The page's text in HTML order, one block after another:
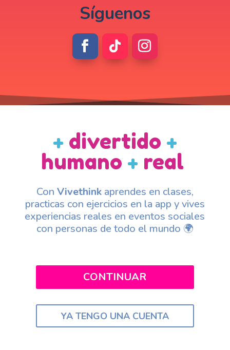
Síguenos
+ divertido +
humano + real
Con Vivethink aprendes en clases,
practicas con ejercicios en la app y vives
experiencias reales en eventos sociales
con personas de todo el mundo 🌍
CONTINUAR
YA TENGO UNA CUENTA